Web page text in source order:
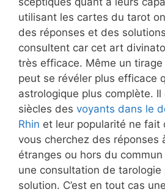
utilisant les cartes du tarot
des réponses et des
consultent car cet art
très efficace. Même un
peut se révéler plus efficace
astrologique plus complète.
siècles des voyants dans le
Rhin et leur popularité ne fait
vous cherchez des réponses
étranges ou hors du
une consultation de tarologie
solution. C’est en tout cas